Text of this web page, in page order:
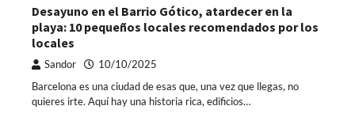
Desayuno en el Barrio Gótico, atardecer en la
playa: 10 pequeños locales recomendados por los
locales
Sandor 10/10/2025
Barcelona es una ciudad de esas que, una vez que llegas, no
quieres irte. Aquí hay una historia rica, edificios…